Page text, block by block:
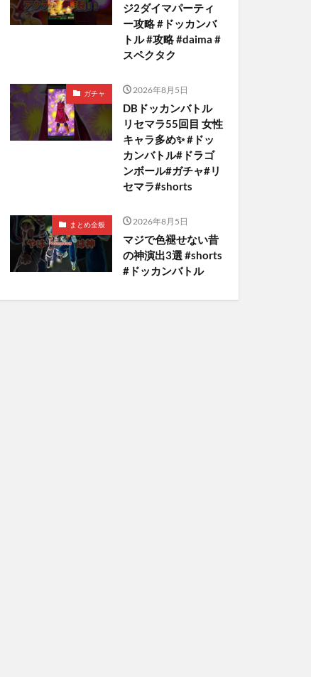
ジ2ダイマパーティ
ー攻略 #ドッカンバ
トル #攻略 #daima #
スペクタク
ガチャ 2026年8月5日
DBドッカンバトル
リセマラ55回目 女性
キャラ多め✨️ #ドッ
カンバトル#ドラゴ
ンボール#ガチャ#リ
セマラ#shorts
まとめ全般 2026年8月5日
マジで色褪せない昔
の神演出3選 #shorts
#ドッカンバトル